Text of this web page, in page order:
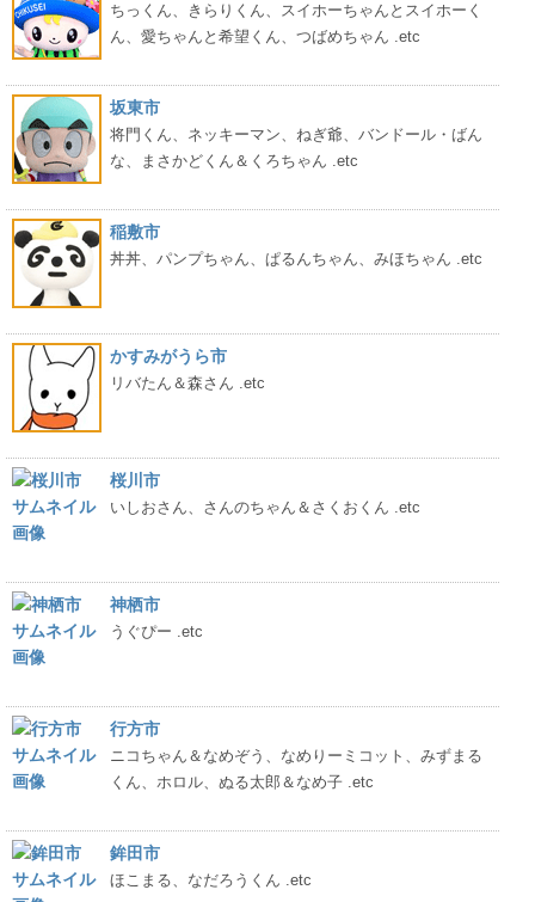
ちっくん、きらりくん、スイホーちゃんとスイホーく
ん、愛ちゃんと希望くん、つばめちゃん .etc
坂東市
将門くん、ネッキーマン、ねぎ爺、バンドール・ばん
な、まさかどくん＆くろちゃん .etc
稲敷市
丼丼、パンプちゃん、ぱるんちゃん、みほちゃん .etc
かすみがうら市
リバたん＆森さん .etc
桜川市
いしおさん、さんのちゃん＆さくおくん .etc
神栖市
うぐぴー .etc
行方市
ニコちゃん＆なめぞう、なめりーミコット、みずまる
くん、ホロル、ぬる太郎＆なめ子 .etc
鉾田市
ほこまる、なだろうくん .etc